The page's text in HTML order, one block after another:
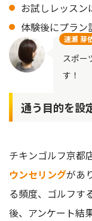
お試しレッスン
体験後にプラン
速瀬 芽
スポー
す！
通う目的を設
チキンゴルフ京都
ウンセリングがあ
る頻度、ゴルフす
後、アンケート結